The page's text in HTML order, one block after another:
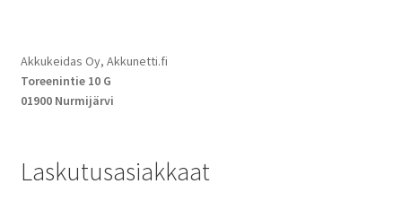
Akkukeidas Oy, Akkunetti.fi
Toreenintie 10 G
01900 Nurmijärvi
Laskutusasiakkaat